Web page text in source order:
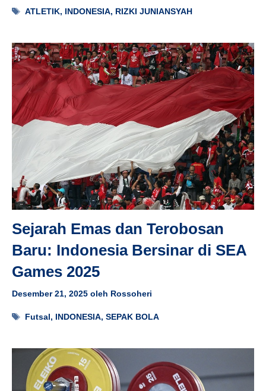
Tag
ATLETIK, INDONESIA, RIZKI JUNIANSYAH
Sejarah Emas dan Terobosan
Baru: Indonesia Bersinar di SEA
Games 2025
Desember 21, 2025 oleh Rossoheri
Tag
Futsal, INDONESIA,SEPAK BOLA